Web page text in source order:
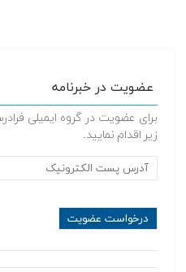
عضویت در خبرنامه
برای عضویت در گروه ایمیلی
زیر اقدام نمایید.